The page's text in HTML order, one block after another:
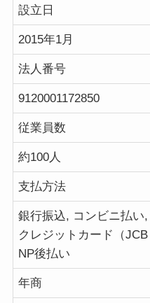
設立日
2015年1月
法人番号
9120001172850
従業員数
約100人
支払方法
銀行振込, コンビニ払い
クレジットカード（JCB・VISA・
NP後払い
年商